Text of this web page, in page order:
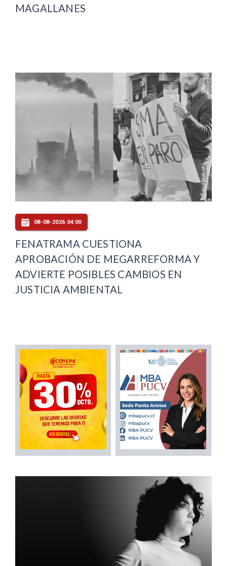
MAGALLANES
08-08-2026 04:00
FENATRAMA CUESTIONA
APROBACIÓN DE MEGARREFORMA Y
ADVIERTE POSIBLES CAMBIOS EN
JUSTICIA AMBIENTAL